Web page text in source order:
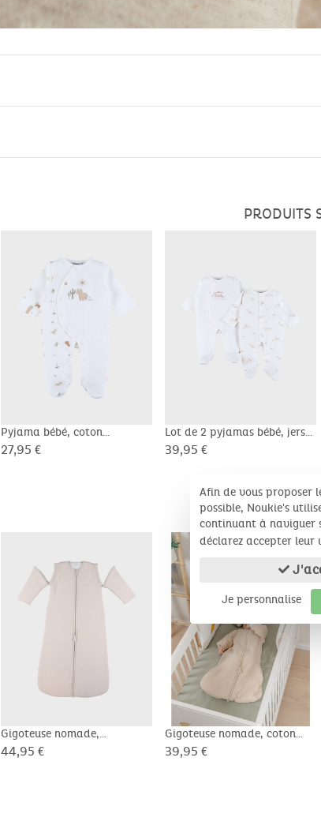
: assurent que les pieds de bébé restent bien en
PRODUITS
Pyjama bébé, coton
structuré
27,95 €
Lot de 2 pyjamas bébé, jersey
39,95 €
PRODUITS
Gigoteuse nomade,
mousseline de coton bio, 6-
44,95 €
Gigoteuse nomade, coton
bio, 1-6 mois
39,95 €
Afin de vous proposer
possible, Noukie's
continuant à naviguer
déclarez accepter leur
Je personnalise